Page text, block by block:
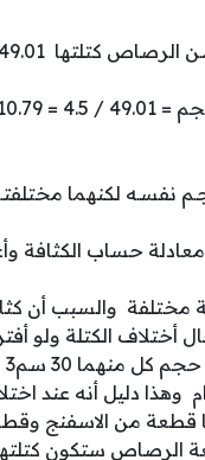
49.01 جم وحجمها ٤٫٥ سم3 .
جم/سم3 .
نفسـه لكنهما
حساب الكثافة
مختلفة والسبب أن
قطعة من الاسفنج
الرصاص ستكون